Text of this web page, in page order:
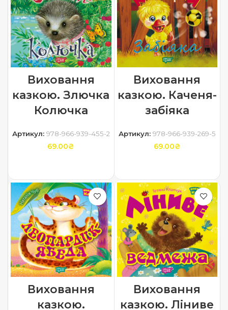
Виховання
казкою. Злючка
Колючка
Артикул: 978-966-939-455-2
69.00₴
Виховання
казкою. Каченя-
забіяка
Артикул: 978-966-939-269-5
69.00₴
Виховання
казкою.
Виховання
казкою. Ліниве